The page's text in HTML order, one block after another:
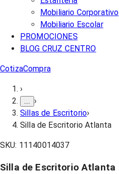
Mobiliario Corporativo
Mobiliario Escolar
PROMOCIONES
BLOG CRUZ CENTRO
CotizaCompra
›
›
Sillas de Escritorio›
Silla de Escritorio Atlanta
SKU: 11140014037
Silla de Escritorio Atlanta